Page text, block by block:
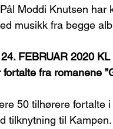
Moddi Knutsen har
musikk fra begge
FEBRUAR 2020
fortalte fra romanene
50 tilhørere fortalte
tilknytning til